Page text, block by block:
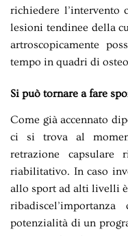
richiedere l’intervento
lesioni tendinee della
artroscopicamente
tempo in quadri di
Si può tornare a fare
Come già accennato
ci si trova al
retrazione capsulare
riabilitativo. In caso
allo sport ad alti livelli
potenzialità di un